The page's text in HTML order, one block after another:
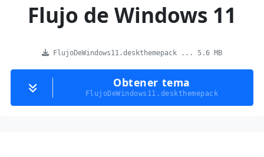
Flujo de Windows 11
FlujoDeWindows11.deskthemepack ... 5.6 MB
Obtener tema
FlujoDeWindows11.deskthemepack